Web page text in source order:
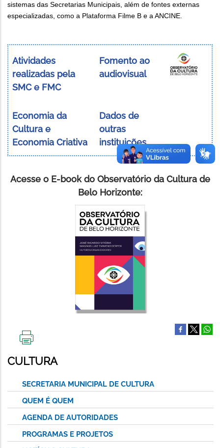
sistemas das Secretarias Municipais, além de fontes externas
especializadas, como a Plataforma Filme B e a ANCINE.
Atividades
realizadas pela
SMC e FMC
Fomento ao
audiovisual
Economia da
Cultura e
Economia Criativa
Dados de
outras
instituições
Acesse o E-book do Observatório da Cultura de
Belo Horizonte:
ESTA
PÁGINA
CULTURA
SECRETARIA MUNICIPAL DE CULTURA
QUEM É QUEM
AGENDA DE AUTORIDADES
PROGRAMAS E PROJETOS